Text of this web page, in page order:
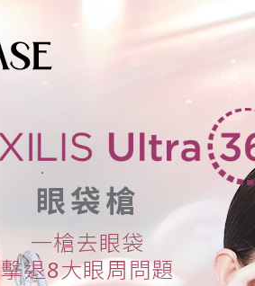
眼袋槍
一槍去眼袋
擊退8大眼周問題